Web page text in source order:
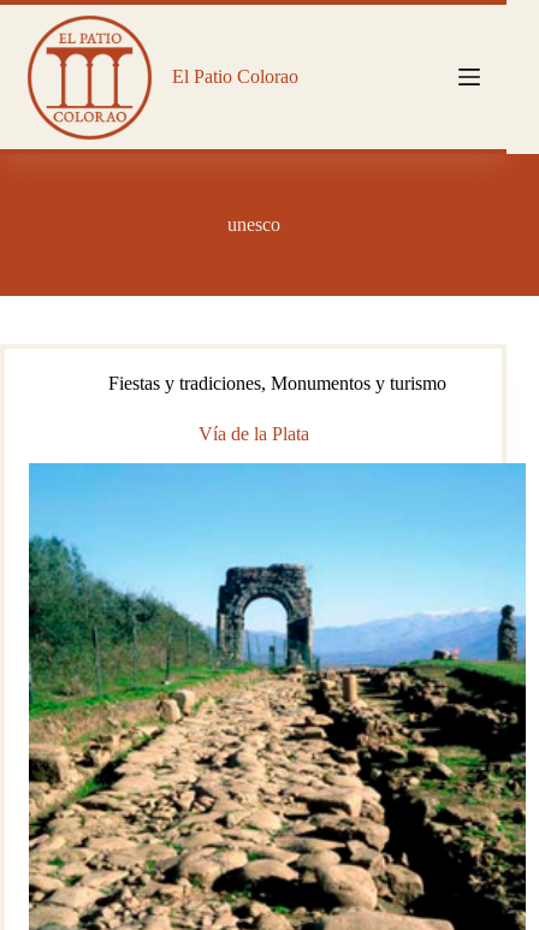
Saltar
contenido
El Patio Colorao
unesco
Fiestas y tradiciones,Monumentos y turismo
Vía de la Plata